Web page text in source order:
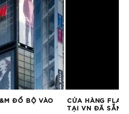
ĐỔ BỘ VÀO
CỬA HÀNG
TẠI VN ĐÃ SẴN